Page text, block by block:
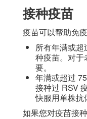
接种疫苗
疫苗可以帮助免
所有年满或
种疫苗。对于
要。
年满或超过
接种过 RSV
快服用单株抗
如果您对疫苗接